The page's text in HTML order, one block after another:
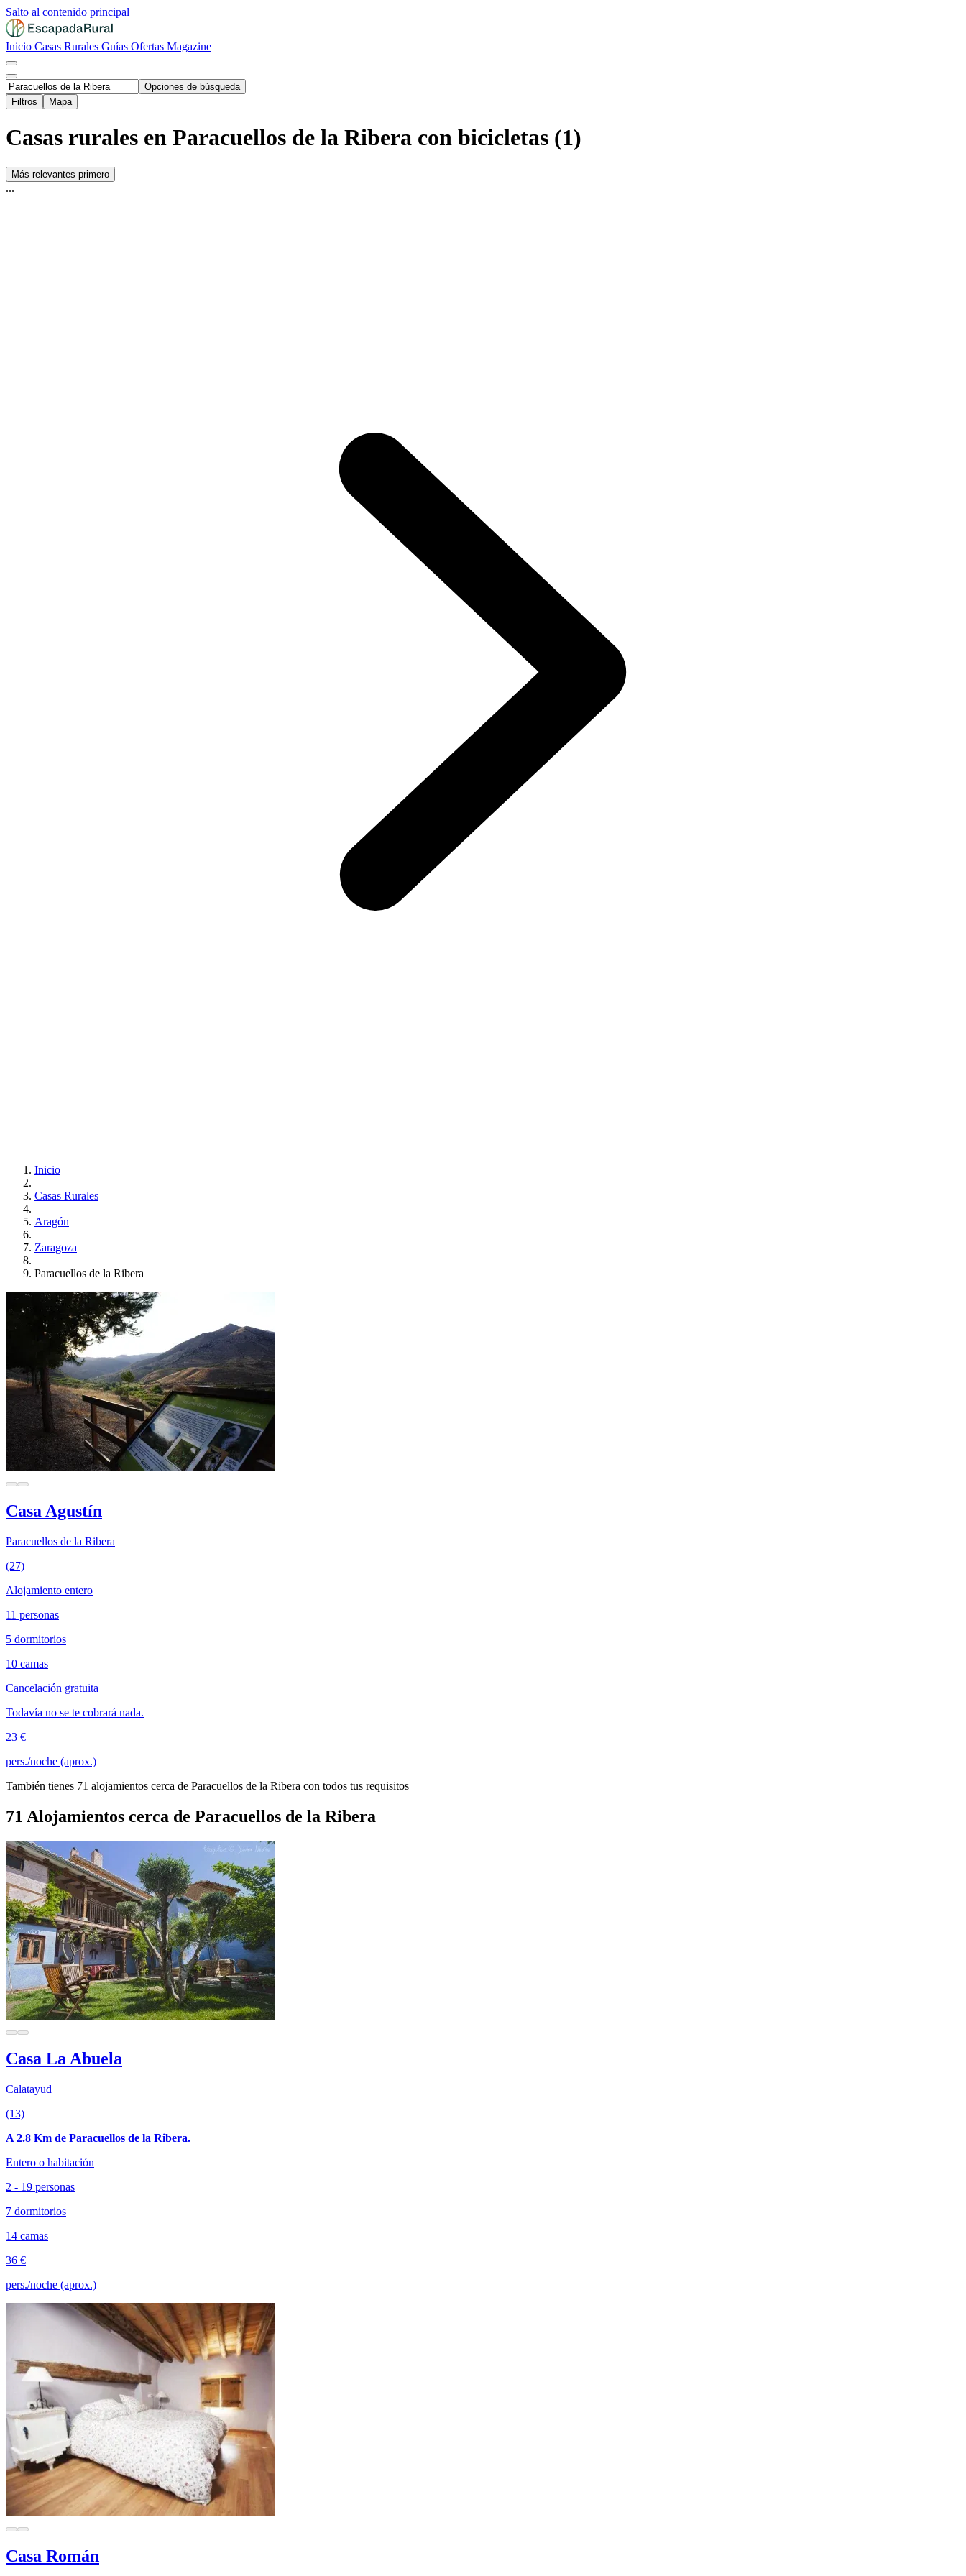
Salto al contenido principal
Inicio Casas Rurales Guías Ofertas Magazine
Opciones de búsqueda
Filtros
Mapa
Casas rurales en Paracuellos de la Ribera con bicicletas (1)
Más relevantes primero
...
Inicio
Casas Rurales
Aragón
Zaragoza
Paracuellos de la Ribera
Casa Agustín
Paracuellos de la Ribera
(27)
Alojamiento entero
11 personas
5 dormitorios
10 camas
Cancelación gratuita
Todavía no se te cobrará nada.
23 €
pers./noche (aprox.)
También tienes 71 alojamientos cerca de Paracuellos de la Ribera con todos tus requisitos
71 Alojamientos cerca de Paracuellos de la Ribera
Casa La Abuela
Calatayud
(13)
A 2.8 Km de Paracuellos de la Ribera.
Entero o habitación
2 - 19 personas
7 dormitorios
14 camas
36 €
pers./noche (aprox.)
Casa Román